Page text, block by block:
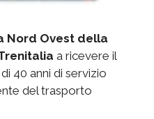
Nord Ovest della
a ricevere il
40 anni di servizio
del trasporto